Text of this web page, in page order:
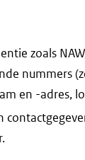
zoals
nummers
en -adres,